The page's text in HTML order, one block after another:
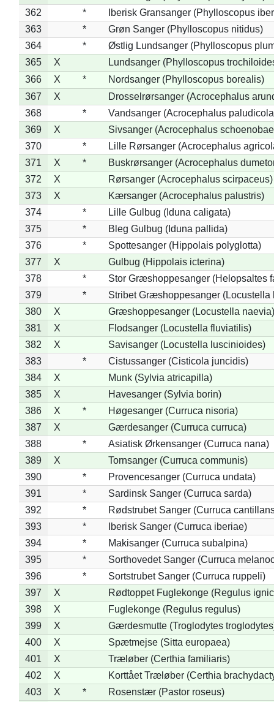
362
*
Iberisk Gransanger (Phylloscopus
363
*
Grøn Sanger (Phylloscopus nitidus)
364
*
Østlig Lundsanger (Phylloscopus
365
X
Lundsanger (Phylloscopus
366
X *
Nordsanger (Phylloscopus borealis)
367
X
Drosselrørsanger (Acrocephalus
368
*
Vandsanger (Acrocephalus
369
X
Sivsanger (Acrocephalus
370
*
Lille Rørsanger (Acrocephalus
371
X *
Buskrørsanger (Acrocephalus
372
X
Rørsanger (Acrocephalus scirpaceus)
373
X
Kærsanger (Acrocephalus palustris)
374
*
Lille Gulbug (Iduna caligata)
375
*
Bleg Gulbug (Iduna pallida)
376
*
Spottesanger (Hippolais polyglotta)
377
X
Gulbug (Hippolais icterina)
378
*
Stor Græshoppesanger (Helopsaltes
379
*
Stribet Græshoppesanger (Locustella
380
X
Græshoppesanger (Locustella naevia)
381
X
Flodsanger (Locustella fluviatilis)
382
X
Savisanger (Locustella luscinioides)
383
*
Cistussanger (Cisticola juncidis)
384
X
Munk (Sylvia atricapilla)
385
X
Havesanger (Sylvia borin)
386
X *
Høgesanger (Curruca nisoria)
387
X
Gærdesanger (Curruca curruca)
388
*
Asiatisk Ørkensanger (Curruca nana)
389
X
Tornsanger (Curruca communis)
390
*
Provencesanger (Curruca undata)
391
*
Sardinsk Sanger (Curruca sarda)
392
*
Rødstrubet Sanger (Curruca
393
*
Iberisk Sanger (Curruca iberiae)
394
*
Makisanger (Curruca subalpina)
395
*
Sorthovedet Sanger (Curruca
396
*
Sortstrubet Sanger (Curruca ruppeli)
397
X
Rødtoppet Fuglekonge (Regulus
398
X
Fuglekonge (Regulus regulus)
399
X
Gærdesmutte (Troglodytes
400
X
Spætmejse (Sitta europaea)
401
X
Træløber (Certhia familiaris)
402
X
Korttået Træløber (Certhia
403
X *
Rosenstær (Pastor roseus)